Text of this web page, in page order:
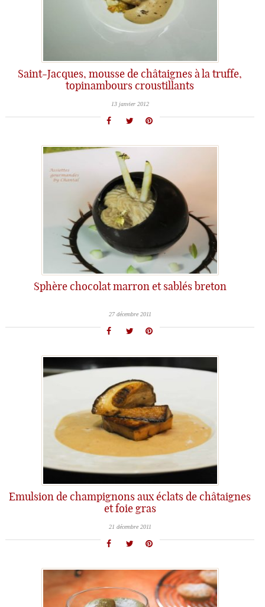
Saint-Jacques, mousse de châtaignes à la truffe,
topinambours croustillants
13 janvier 2012
Sphère chocolat marron et sablés breton
27 décembre 2011
Emulsion de champignons aux éclats de châtaignes
et foie gras
21 décembre 2011